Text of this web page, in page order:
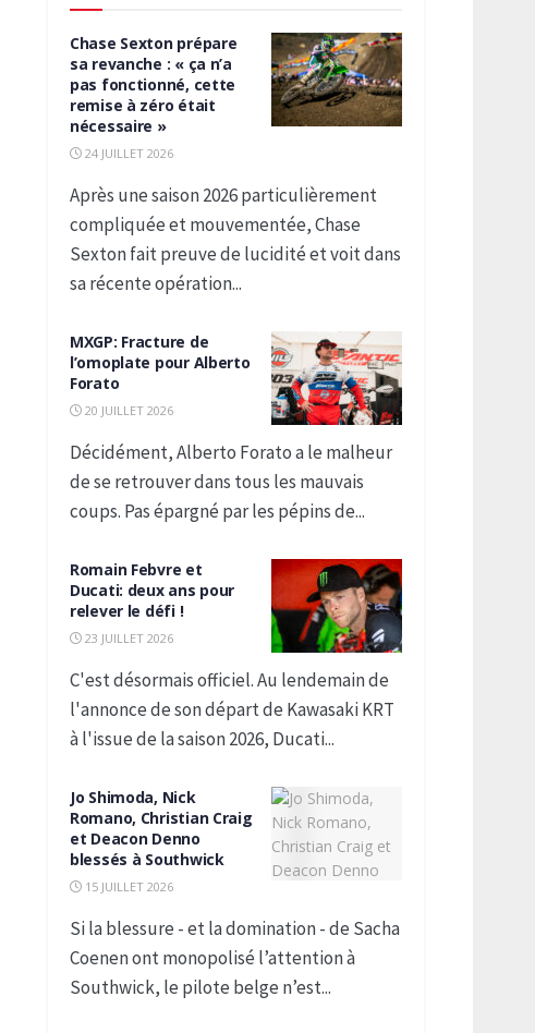
Chase Sexton prépare
sa revanche : « ça n’a
pas fonctionné, cette
remise à zéro était
nécessaire »
24 JUILLET 2026
Après une saison 2026 particulièrement
compliquée et mouvementée, Chase
Sexton fait preuve de lucidité et voit dans
sa récente opération...
MXGP: Fracture de
l’omoplate pour Alberto
Forato
20 JUILLET 2026
Décidément, Alberto Forato a le malheur
de se retrouver dans tous les mauvais
coups. Pas épargné par les pépins de...
Romain Febvre et
Ducati: deux ans pour
relever le défi !
23 JUILLET 2026
C'est désormais officiel. Au lendemain de
l'annonce de son départ de Kawasaki KRT
à l'issue de la saison 2026, Ducati...
Jo Shimoda, Nick
Romano, Christian Craig
et Deacon Denno
blessés à Southwick
15 JUILLET 2026
Si la blessure - et la domination - de Sacha
Coenen ont monopolisé l’attention à
Southwick, le pilote belge n’est...